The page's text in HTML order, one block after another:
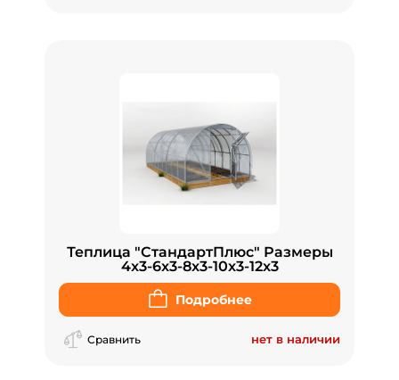
Теплица "СтандартПлюс" Размеры
4x3-6x3-8x3-10x3-12x3
Подробнее
Сравнить нет в наличии